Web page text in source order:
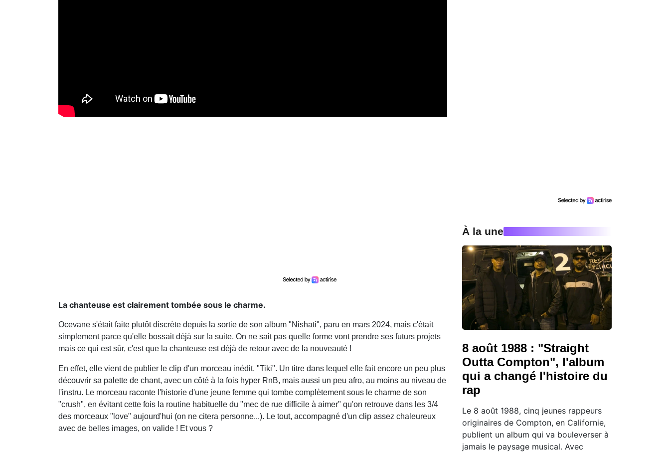
La chanteuse est clairement tombée sous le charme.
Ocevane s'était faite plutôt discrète depuis la sortie de son album "Nishati", paru en mars 2024, mais c'était
simplement parce qu'elle bossait déjà sur la suite. On ne sait pas quelle forme vont prendre ses futurs projets
mais ce qui est sûr, c'est que la chanteuse est déjà de retour avec de la nouveauté !
En effet, elle vient de publier le clip d'un morceau inédit, "Tiki". Un titre dans lequel elle fait encore un peu plus
découvrir sa palette de chant, avec un côté à la fois hyper RnB, mais aussi un peu afro, au moins au niveau de
l'instru. Le morceau raconte l'historie d'une jeune femme qui tombe complètement sous le charme de son
"crush", en évitant cette fois la routine habituelle du "mec de rue difficile à aimer" qu'on retrouve dans les 3/4
des morceaux "love" aujourd'hui (on ne citera personne...). Le tout, accompagné d'un clip assez chaleureux
avec de belles images, on valide ! Et vous ?
À la une
8 août 1988 : "Straight
Outta Compton", l'album
qui a changé l'histoire du
rap
Le 8 août 1988, cinq jeunes rappeurs
originaires de Compton, en Californie,
publient un album qui va bouleverser à
jamais le paysage musical. Avec